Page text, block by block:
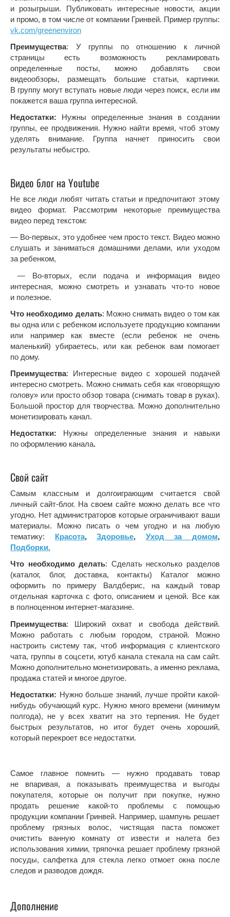
и розыгрыши. Публиковать интересные новости, акции
и промо, в том числе от компании Гринвей. Пример группы:
vk.com/greenenviron
Преимущества: У группы по отношению к личной
страницы есть возможность рекламировать
определенные посты, можно добавлять свои
видеообзоры, размещать большие статьи, картинки.
В группу могут вступать новые люди через поиск, если им
покажется ваша группа интересной.
Недостатки: Нужны определенные знания в создании
группы, ее продвижения. Нужно найти время, чтоб этому
уделять внимание. Группа начнет приносить свои
результаты небыстро.
Видео блог на Youtube
Не все люди любят читать статьи и предпочитают этому
видео формат. Рассмотрим некоторые преимущества
видео перед текстом:
— Во-первых, это удобнее чем просто текст. Видео можно
слушать и заниматься домашними делами, или уходом
за ребенком,
— Во-вторых, если подача и информация видео
интересная, можно смотреть и узнавать что-то новое
и полезное.
Что необходимо делать: Можно снимать видео о том как
вы одна или с ребенком используете продукцию компании
или например как вместе (если ребенок не очень
маленький) убираетесь, или как ребенок вам помогает
по дому.
Преимущества: Интересные видео с хорошей подачей
интересно смотреть. Можно снимать себя как «говорящую
голову» или просто обзор товара (снимать товар в руках).
Большой простор для творчества. Можно дополнительно
монетизировать канал.
Недостатки: Нужны определенные знания и навыки
по оформлению канала.
Свой сайт
Самым классным и долгоиграющим считается свой
личный сайт-блог. На своем сайте можно делать все что
угодно. Нет администраторов которые ограничивают ваши
материалы. Можно писать о чем угодно и на любую
тематику: Красота, Здоровье, Уход за домом,
Подборки.
Что необходимо делать: Сделать несколько разделов
(каталог, блог, доставка, контакты) Каталог можно
оформить по примеру Валдберис, на каждый товар
отдельная карточка с фото, описанием и ценой. Все как
в полноценном интернет-магазине.
Преимущества: Широкий охват и свобода действий.
Можно работать с любым городом, страной. Можно
настроить систему так, чтоб информация с клиентского
чата, группы в соцсети, ютуб канала стекала на сам сайт.
Можно дополнительно монетизировать, а именно реклама,
продажа статей и многое другое.
Недостатки: Нужно больше знаний, лучше пройти какой-
нибудь обучающий курс. Нужно много времени (минимум
полгода), не у всех хватит на это терпения. Не будет
быстрых результатов, но итог будет очень хороший,
который перекроет все недостатки.
Самое главное помнить — нужно продавать товар
не впаривая, а показывать преимущества и выгоды
покупателя, которые он получит при покупке, нужно
продать решение какой-то проблемы с помощью
продукции компании Гринвей. Например, шампунь решает
проблему грязных волос, чистящая паста поможет
очистить ванную комнату от извести и налета без
использования химии, тряпочка решает проблему грязной
посуды, салфетка для стекла легко отмоет окна после
следов и разводов дождя.
Дополнение